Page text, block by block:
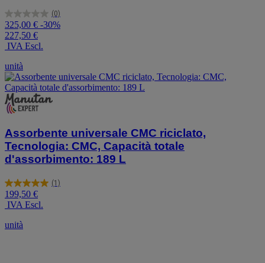
(0)
0.0
su
5
stelle.
325,00 € -30%
227,50 €
IVA Escl.
unità
Assorbente universale CMC riciclato,
Tecnologia: CMC, Capacità totale
d'assorbimento: 189 L
(1)
5.0
su
5
stelle.
1
199,50 €
IVA Escl.
unità